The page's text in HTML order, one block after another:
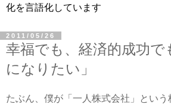
化を言語化しています
2011/05/26
幸福でも、経済的成功で
になりたい」
たぶん、僕が「一人株式会社」とい